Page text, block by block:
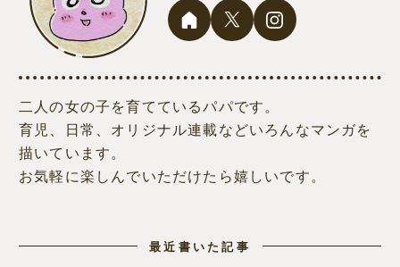
二人の女の子を育てているパパです。
育児、日常、オリジナル連載などいろんなマンガを
描いています。
お気軽に楽しんでいただけたら嬉しいです。
最近書いた記事